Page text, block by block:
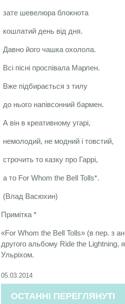
зате шевелюра блокнота
кошлатий день від дня.
Давно його чашка охолола.
Всі пісні проспівала Марлен.
Вже підбирається з тилу
до нього напівсонний бармен.
А він в креативному угарі,
немолодий, не модний і товстий,
строчить то казку про Гаррі,
а то For Whom the Bell Tolls*.
(Влад Васюхин)
Примітка *
«For Whom the Bell Tolls» (в пер. з
другого альбому Ride the
Ульріхом.
05.03.2014
ОСТАННІ ПЕРЕГЛЯНУТІ